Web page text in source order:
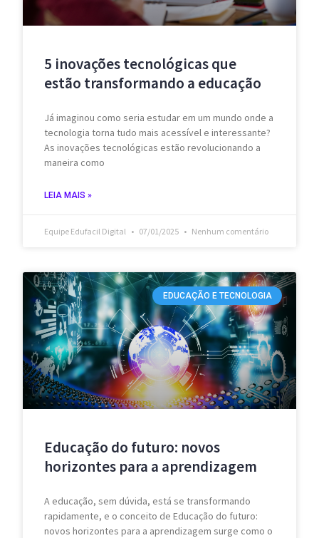
5 inovações tecnológicas que
estão transformando a educação
Já imaginou como seria estudar em um mundo onde a
tecnologia torna tudo mais acessível e interessante?
As inovações tecnológicas estão revolucionando a
maneira como
LEIA MAIS »
Equipe Edufacil Digital 07/01/2025 Nenhum comentário
EDUCAÇÃO E TECNOLOGIA
Educação do futuro: novos
horizontes para a aprendizagem
A educação, sem dúvida, está se transformando
rapidamente, e o conceito de Educação do futuro:
novos horizontes para a aprendizagem surge como o